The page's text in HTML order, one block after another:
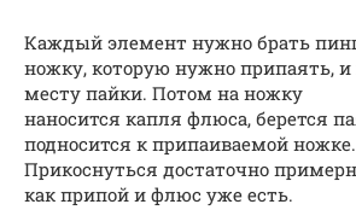
Каждый элемент нужно брать
ножку, которую нужно припаять, и
месту пайки. Потом на ножку
наносится капля флюса, берется
подносится к припаиваемой ножке.
Прикоснуться достаточно
как припой и флюс уже есть.